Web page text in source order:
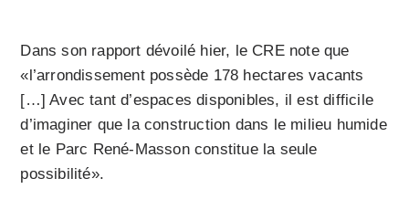
Dans son rapport dévoilé hier, le CRE note que
«l’arrondissement possède 178 hectares vacants
[…] Avec tant d’espaces disponibles, il est difficile
d’imaginer que la construction dans le milieu humide
et le Parc René-Masson constitue la seule
possibilité».